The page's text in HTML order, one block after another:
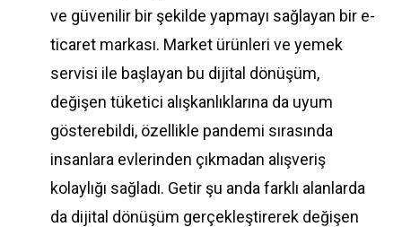
ve güvenilir bir şekilde yapmayı sağlayan bir e-
ticaret markası. Market ürünleri ve yemek
servisi ile başlayan bu dijital dönüşüm,
değişen tüketici alışkanlıklarına da uyum
gösterebildi, özellikle pandemi sırasında
insanlara evlerinden çıkmadan alışveriş
kolaylığı sağladı. Getir şu anda farklı alanlarda
da dijital dönüşüm gerçekleştirerek değişen